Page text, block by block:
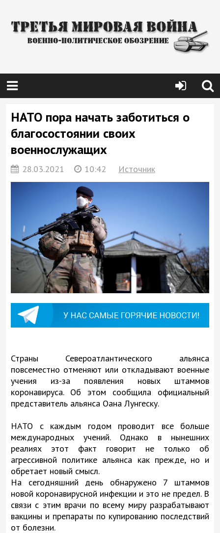
НАТО пора начать заботиться о
благосостоянии своих
военнослужащих
28.03.2021 10:42 Источник
Страны Североатлантического альянса
повсеместно отменяют или откладывают военные
учения из-за появления новых штаммов
коронавируса. Об этом сообщила официальный
представитель альянса Оана Лунгеску.
НАТО с каждым годом проводит все больше
международных учений. Однако в нынешних
реалиях этот факт говорит не только об
агрессивной политике альянса как прежде, но и
обретает новый смысл.
На сегодняшний день обнаружено 7 штаммов
новой коронавирусной инфекции и это не предел. В
связи с этим врачи по всему миру разрабатывают
вакцины и препараты по купированию последствий
от болезни.